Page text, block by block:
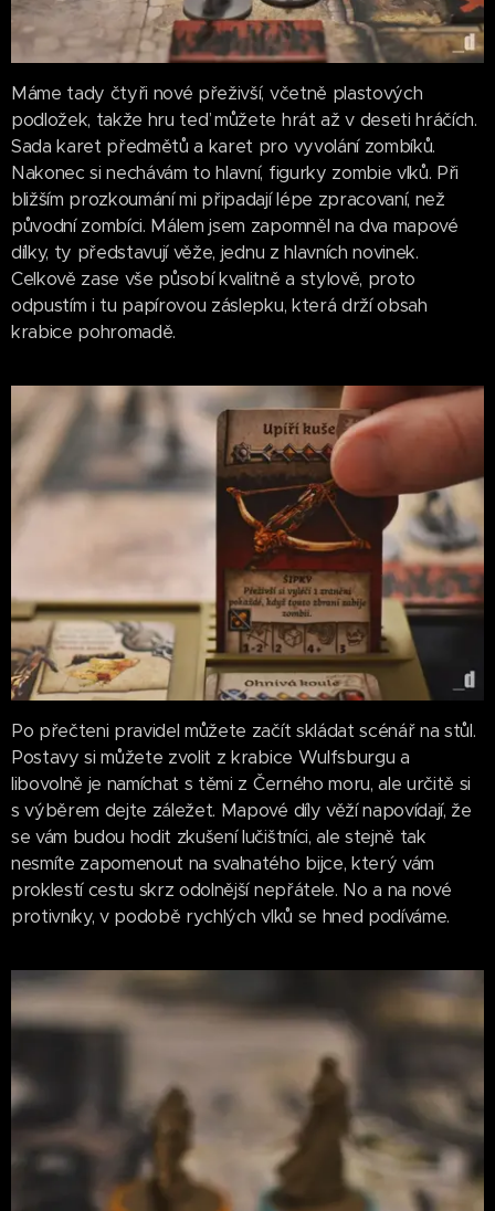
Máme tady čtyři nové přeživší, včetně plastových
podložek, takže hru teď můžete hrát až v deseti hráčích.
Sada karet předmětů a karet pro vyvolání zombíků.
Nakonec si nechávám to hlavní, figurky zombie vlků. Při
bližším prozkoumání mi připadají lépe zpracovaní, než
původní zombíci. Málem jsem zapomněl na dva mapové
dílky, ty představují věže, jednu z hlavních novinek.
Celkově zase vše působí kvalitně a stylově, proto
odpustím i tu papírovou záslepku, která drží obsah
krabice pohromadě.
Po přečteni pravidel můžete začít skládat scénář na stůl.
Postavy si můžete zvolit z krabice Wulfsburgu a
libovolně je namíchat s těmi z Černého moru, ale určitě si
s výběrem dejte záležet. Mapové díly věží napovídají, že
se vám budou hodit zkušení lučištníci, ale stejně tak
nesmíte zapomenout na svalnatého bijce, který vám
proklestí cestu skrz odolnější nepřátele. No a na nové
protivníky, v podobě rychlých vlků se hned podíváme.